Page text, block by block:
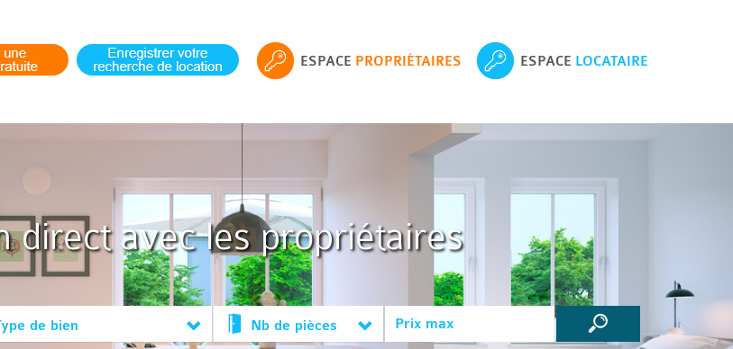
ESPACE PROPRIÉTAIRES ESPACE LOCATAIRE
direct avec les propriétaires
de bien Nb de pièces